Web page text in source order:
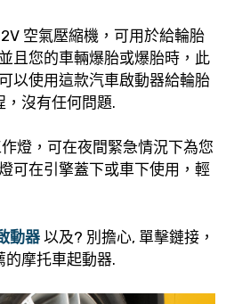
空氣壓縮機，可用於給輪胎
且您的車輛爆胎或爆胎時，此
以使用這款汽車啟動器給輪胎
，沒有任何問題.
燈，可在夜間緊急情況下為您
可在引擎蓋下或車下使用，輕
動器 以及? 別擔心, 單擊鏈接，
摩托車起動器.